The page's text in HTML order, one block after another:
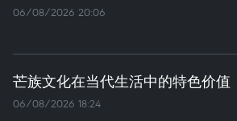
06/08/2026 20:06
芒族文化在当代生活中的特色价值
06/08/2026 18:24